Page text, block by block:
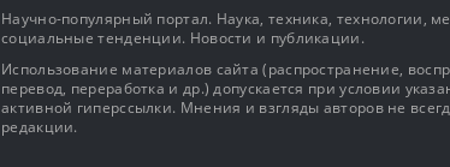
Научно-популярный портал. Наука, техника, технологии,
социальные тенденции. Новости и публикации.
Использование материалов сайта (распространение,
перевод, переработка и др.) допускается при условии
активной гиперссылки. Мнения и взгляды авторов не
редакции.